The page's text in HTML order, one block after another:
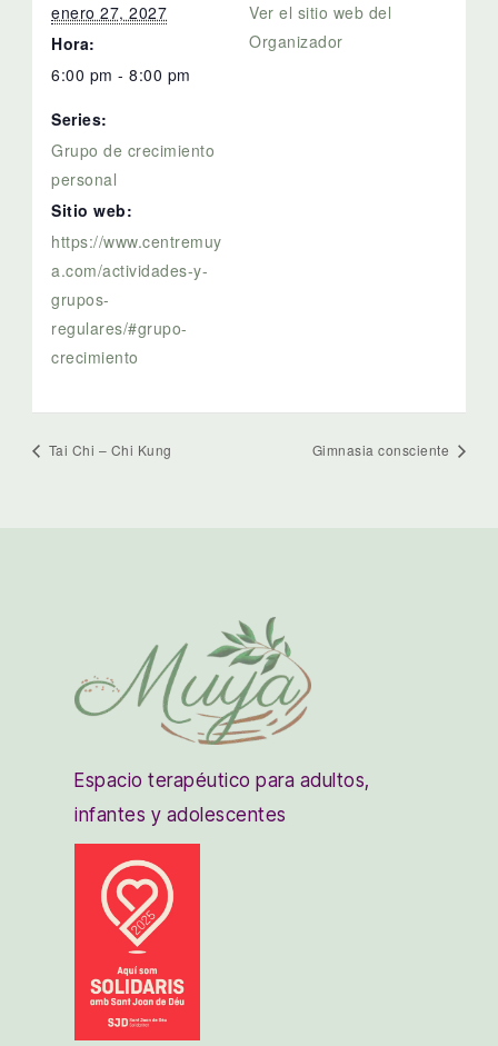
enero 27, 2027
Hora:
6:00 pm - 8:00 pm
Series:
Grupo de crecimiento
personal
Sitio web:
https://www.centremuy
a.com/actividades-y-
grupos-
regulares/#grupo-
crecimiento
Ver el sitio web del
Organizador
Tai Chi – Chi Kung Gimnasia consciente
Espacio terapéutico para adultos,
infantes y adolescentes